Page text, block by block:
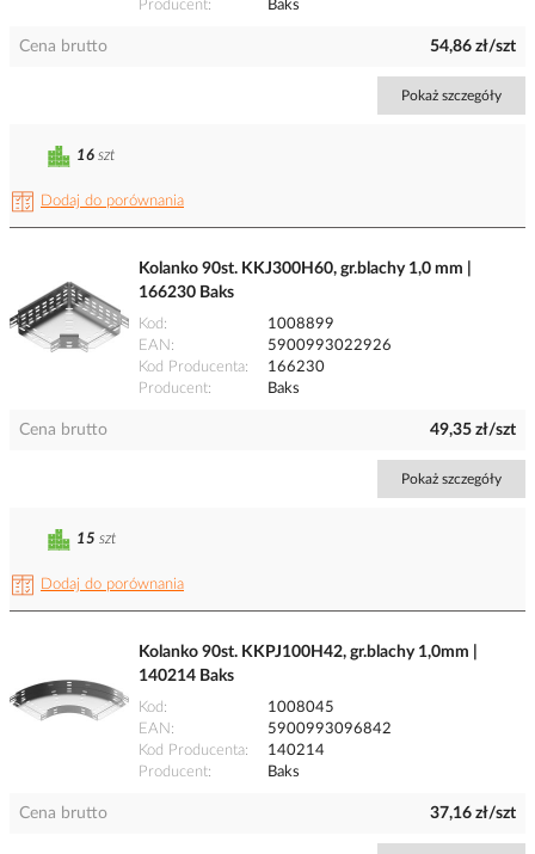
Producent
Baks
Cena brutto 54,86 zł/szt
Pokaż szczegóły
Dodaj do porównania
16 szt
Kolanko 90st. KKJ300H60, gr.blachy 1,0 mm |
166230 Baks
Kod
1008899
EAN
5900993022926
Kod Producenta
166230
Producent
Baks
Cena brutto 49,35 zł/szt
Pokaż szczegóły
Dodaj do porównania
15 szt
Kolanko 90st. KKPJ100H42, gr.blachy 1,0mm |
140214 Baks
Kod
1008045
EAN
5900993096842
Kod Producenta
140214
Producent
Baks
Cena brutto 37,16 zł/szt